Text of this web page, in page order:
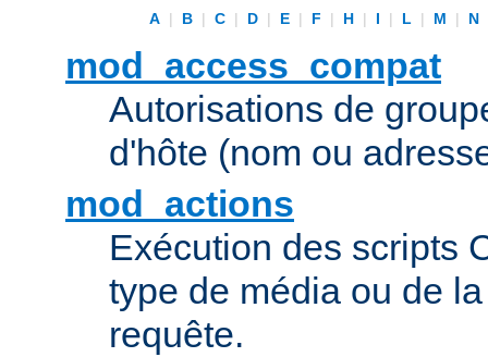
A | B | C | D | E | F | H | I | L | M | N
mod_access_compat
Autorisations de
d'hôte (nom ou
mod_actions
Exécution des scripts
type de média ou de
requête.